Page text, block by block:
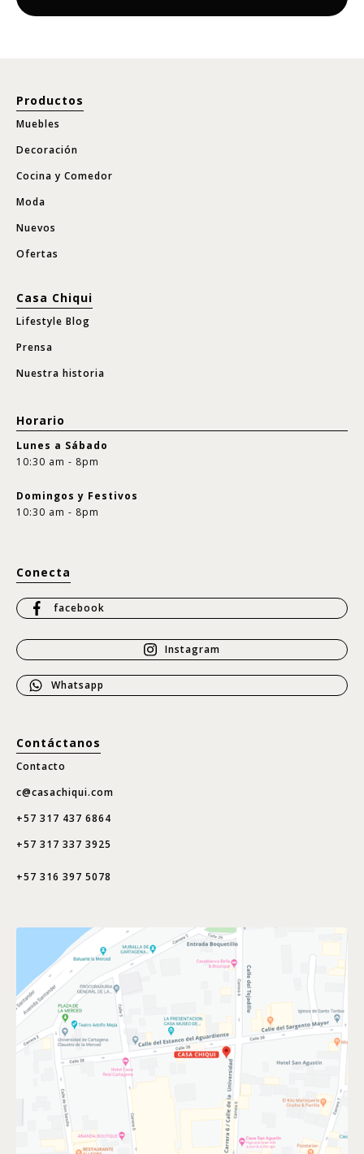
Productos
Muebles
Decoración
Cocina y Comedor
Moda
Nuevos
Ofertas
Casa Chiqui
Lifestyle Blog
Prensa
Nuestra historia
Horario
Lunes a Sábado
10:30 am - 8pm
Domingos y Festivos
10:30 am - 8pm
Conecta
facebook
Instagram
Whatsapp
Contáctanos
Contacto
c@casachiqui.com
+57 317 437 6864
+57 317 337 3925
+57 316 397 5078